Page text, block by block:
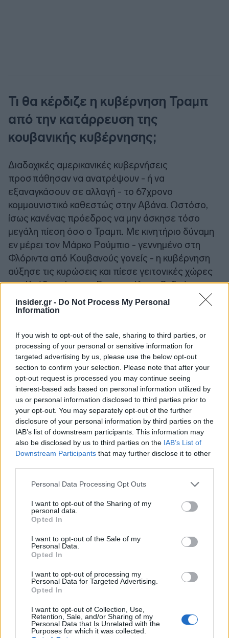
insider.gr - Do Not Process My Personal
Information
If you wish to opt-out of the sale, sharing to third parties, or
processing of your personal or sensitive information for
targeted advertising by us, please use the below opt-out
section to confirm your selection. Please note that after your
opt-out request is processed you may continue seeing
interest-based ads based on personal information utilized by
us or personal information disclosed to third parties prior to
your opt-out. You may separately opt-out of the further
disclosure of your personal information by third parties on the
IAB’s list of downstream participants. This information may
also be disclosed by us to third parties on the IAB’s List of
Downstream Participants that may further disclose it to other
Please note that this website/app uses one or more Google
not limited to your visit or usage behaviour. You may click to
grant or deny consent to Google and its third-party tags to
use your data for below specified purposes in below Google
consent section.
Personal Data Processing Opt Outs
I want to opt-out of the Sharing of my
personal data.
Opted In
I want to opt-out of the Sale of my
Personal Data.
Opted In
I want to opt-out of processing my
Personal Data for Targeted Advertising.
Opted In
I want to opt-out of Collection, Use,
Retention, Sale, and/or Sharing of my
Personal Data that Is Unrelated with the
Purposes for which it was collected.
Τι θα κέρδιζε η κυβέρνηση Τραμπ
από την κατάρρευση της
κουβανικής κυβέρνησης;
Διαδοχικές αμερικανικές κυβερνήσεις
προσπάθησαν να ανατρέψουν - ή να
εξαναγκάσουν σε αλλαγή - το 67χρονο
κομμουνιστικό καθεστώς στην Αβάνα. Ωστόσο,
ίσως κανένας πρόεδρος να μην άσκησε τόσο
μεγάλη πίεση όσο ο Τραμπ. Με κινητήριο δύναμη
εν μέρει τον Μάρκο Ρούμπιο - γεννημένο στη
Φλόριντα από Κουβανούς γονείς - η κυβέρνηση
αύξησε τις κυρώσεις και πίεσε γειτονικές χώρες
της Κούβας, όπως η Γουατεμάλα, η Ονδούρα και η
Τζαμάικα, να μειώσουν την εξάρτησή τους από τις
κουβανικές ιατρικές αποστολές, που αποτελούν
από την Ουάσινγκτον, ο Ισημερινός και η Κόστα
Ρίκα διέκοψαν τις διπλωματικές σχέσεις με την
Κούβα.
Γιατί; Οι Κουβανοαμερικανοί αποτελούν μια
ισχυρή εκλογική ομάδα στη Νότια Φλόριντα και επί
δεκαετίες υποστηρίζουν την πτώση του
καθεστώτος. Αν ο Ρούμπιο κατάφερνε να το
επιτύχει, αυτό θα τον ενίσχυε ως φαβορί των
Ρεπουμπλικανών για μελλοντικές εκλογές.
Παράλληλα, στην Ουάσινγκτον η Κούβα θεωρείται
βάση επιρροής της Κίνας, της Ρωσίας, του Ιράν
και άλλων αντιπάλων των ΗΠΑ, πολύ κοντά στη
Φλόριντα. Ορισμένοι Αμερικανοί ηγέτες βλέπουν
την αλλαγή καθεστώτος ως τρόπο περιορισμού
αυτής της επιρροής.
Ποιοι είναι οι κίνδυνοι για τις ΗΠΑ;
Μια σειρά κρίσεων τις τελευταίες δεκαετίες έχει
οδηγήσει σε κύματα Κουβανών μεταναστών προς
τις αμερικανικές ακτές. Το 1980, περισσότεροι